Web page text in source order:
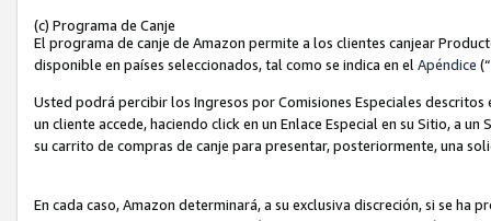
(c) Programa de Canje
El programa de canje de Amazon permite a los clientes canjear
disponible en países seleccionados, tal como se indica en el Apéndice
Usted podrá percibir los Ingresos por Comisiones Especiales
un cliente accede, haciendo click en un Enlace Especial en su Sitio, a
su carrito de compras de canje para presentar, posteriormente, una
En cada caso, Amazon determinará, a su exclusiva discreción, si se